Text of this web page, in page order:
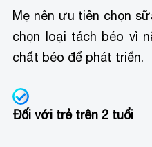
Mẹ nên ưu tiên chọn
chọn loại tách béo vì
chất béo để phát triển.
Đối với trẻ trên 2 tuổi